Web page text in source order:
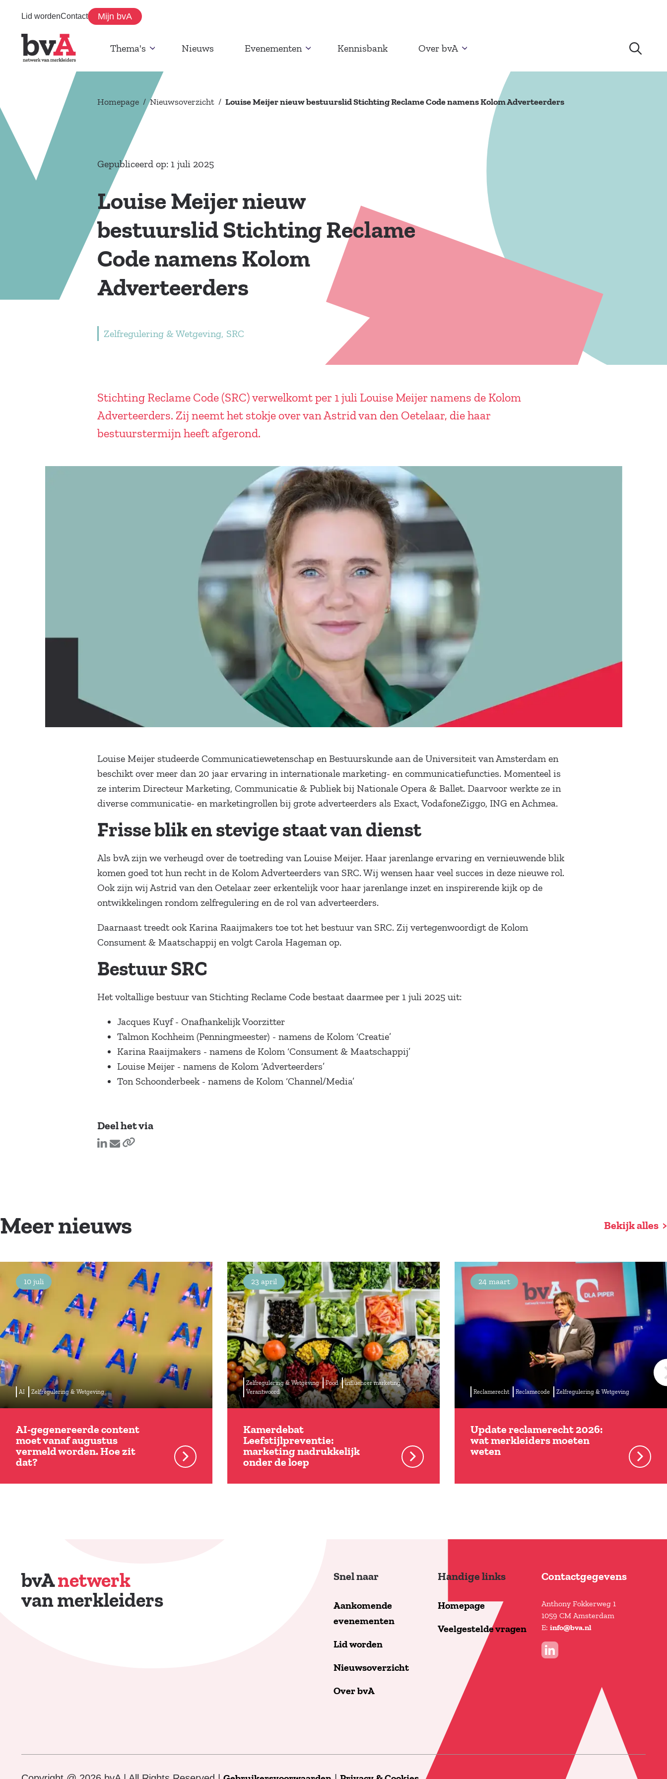
Lid wordenContact Mijn bvA
Thema's Nieuws Evenementen Kennisbank Over bvA
Homepage / Nieuwsoverzicht / Louise Meijer nieuw bestuurslid Stichting Reclame Code namens Kolom Adverteerders
Gepubliceerd op: 1 juli 2025
Louise Meijer nieuw
bestuurslid Stichting Reclame
Code namens Kolom
Adverteerders
Zelfregulering & Wetgeving SRC
Stichting Reclame Code (SRC) verwelkomt per 1 juli Louise Meijer namens de Kolom
Adverteerders. Zij neemt het stokje over van Astrid van den Oetelaar, die haar
bestuurstermijn heeft afgerond.
Louise Meijer studeerde Communicatiewetenschap en Bestuurskunde aan de Universiteit van Amsterdam en
beschikt over meer dan 20 jaar ervaring in internationale marketing- en communicatiefuncties. Momenteel is
ze interim Directeur Marketing, Communicatie & Publiek bij Nationale Opera & Ballet. Daarvoor werkte ze in
diverse communicatie- en marketingrollen bij grote adverteerders als Exact, VodafoneZiggo, ING en Achmea.
Frisse blik en stevige staat van dienst
Als bvA zijn we verheugd over de toetreding van Louise Meijer. Haar jarenlange ervaring en vernieuwende blik
komen goed tot hun recht in de Kolom Adverteerders van SRC. Wij wensen haar veel succes in deze nieuwe rol.
Ook zijn wij Astrid van den Oetelaar zeer erkentelijk voor haar jarenlange inzet en inspirerende kijk op de
ontwikkelingen rondom zelfregulering en de rol van adverteerders.
Daarnaast treedt ook Karina Raaijmakers toe tot het bestuur van SRC. Zij vertegenwoordigt de Kolom
Consument & Maatschappij en volgt Carola Hageman op.
Bestuur SRC
Het voltallige bestuur van Stichting Reclame Code bestaat daarmee per 1 juli 2025 uit:
Jacques Kuyf - Onafhankelijk Voorzitter
Talmon Kochheim (Penningmeester) - namens de Kolom ‘Creatie’
Karina Raaijmakers - namens de Kolom ‘Consument & Maatschappij’
Louise Meijer - namens de Kolom ‘Adverteerders’
Ton Schoonderbeek - namens de Kolom ‘Channel/Media’
Deel het via
Meer nieuws Bekijk alles
10 juli
AI Zelfregulering & Wetgeving
AI-gegenereerde content
moet vanaf augustus
vermeld worden. Hoe zit
dat?
23 april
Zelfregulering & Wetgeving Food
Influencer marketing
Verantwoord
Kamerdebat
Leefstijlpreventie:
marketing nadrukkelijk
onder de loep
24 maart
Reclamerecht Reclamecode Zelfregulering & Wetgeving
Update reclamerecht 2026:
wat merkleiders moeten
weten
bvAnetwerk
van merkleiders
Snel naar
Aankomende
evenementen
Lid worden
Nieuwsoverzicht
Over bvA
Handige links
Homepage
Veelgestelde vragen
Contactgegevens
Anthony Fokkerweg 1
1059 CM Amsterdam
E:info@bva.nl